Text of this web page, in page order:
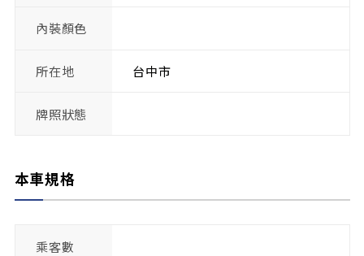
內裝顏色
所在地 台中市
牌照狀態
本車規格
乘客數